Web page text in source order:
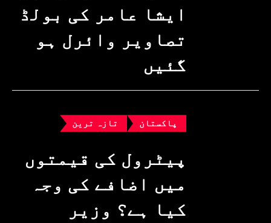
ایشا عامر کی بولڈ
تصاویر وائرل ہو
گئیں
پاکستان تازہ ترین
پیٹرول کی قیمتوں
میں اضافے کی وجہ
کیا ہے؟ وزیرِ